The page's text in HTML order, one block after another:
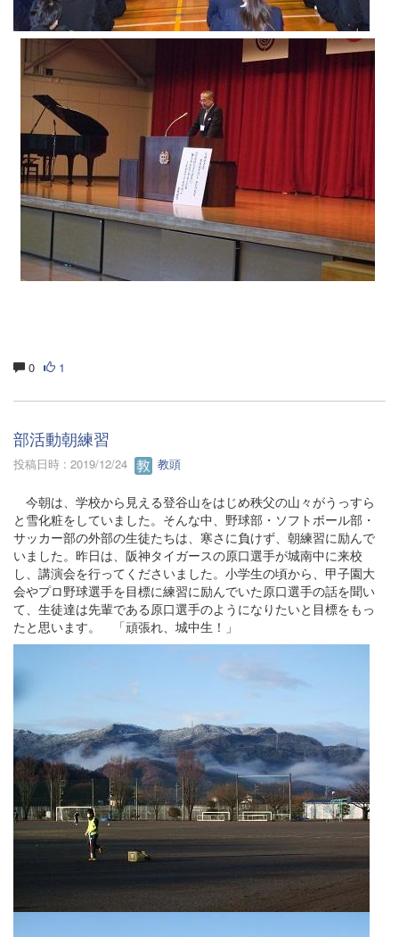
0 1
部活動朝練習
投稿日時 : 2019/12/24 教頭
今朝は、学校から見える登谷山をはじめ秩父の山々がうっすら
と雪化粧をしていました。そんな中、野球部・ソフトボール部・
サッカー部の外部の生徒たちは、寒さに負けず、朝練習に励んで
いました。昨日は、阪神タイガースの原口選手が城南中に来校
し、講演会を行ってくださいました。小学生の頃から、甲子園大
会やプロ野球選手を目標に練習に励んでいた原口選手の話を聞い
て、生徒達は先輩である原口選手のようになりたいと目標をもっ
たと思います。 「頑張れ、城中生！」